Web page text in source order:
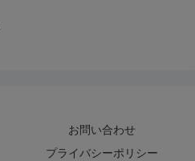
お問い合わせ
プライバシーポリシー